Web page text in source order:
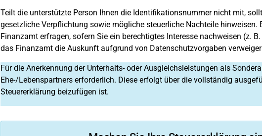
Teilt die unterstützte Person Ihnen die Identifikationsnummer nicht mit,
gesetzliche Verpflichtung sowie mögliche steuerliche Nachteile
Finanzamt erfragen, sofern Sie ein berechtigtes Interesse nachweisen (z.
das Finanzamt die Auskunft aufgrund von Datenschutzvorgaben
Für die Anerkennung der Unterhalts- oder Ausgleichsleistungen als
Ehe-/Lebenspartners erforderlich. Diese erfolgt über die vollständig
Steuererklärung beizufügen ist.